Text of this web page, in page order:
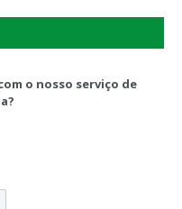
o nosso serviço de